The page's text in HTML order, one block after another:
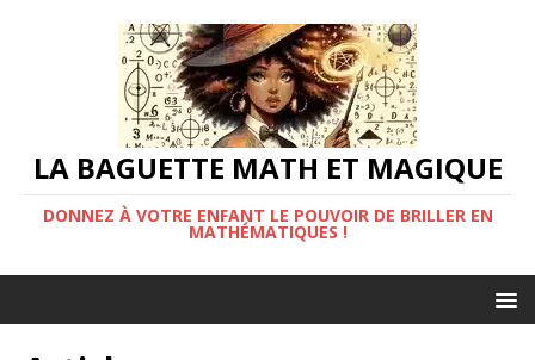
LA BAGUETTE MATH ET MAGIQUE
DONNEZ À VOTRE ENFANT LE POUVOIR DE BRILLER EN
MATHÉMATIQUES !